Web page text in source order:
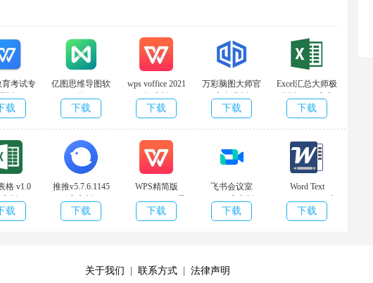
育考试专
版
官
载
亿图思维导图软
件
MindMasterv9.0.4
下载
wps voffice 2021
标准版
11.1.0.10495 最
下载
万彩脑图大师官
方免费版
v4.0.0.0 无广告
下载
Excel汇总大师极
速版v1.8.6官方
版
下载
格 v1.0
版
载
推推v5.7.6.1145
官方版
下载
WPS精简版
v11.1.0.10578 最
新版
下载
飞书会议室
v4.6.6官方版
下载
Word Text
Replacer(Word内
容批量替换软
下载
关于我们 联系方式 法律声明